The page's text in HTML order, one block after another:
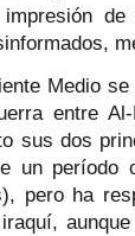
Medio
entre
sus dos
un período
pero ha